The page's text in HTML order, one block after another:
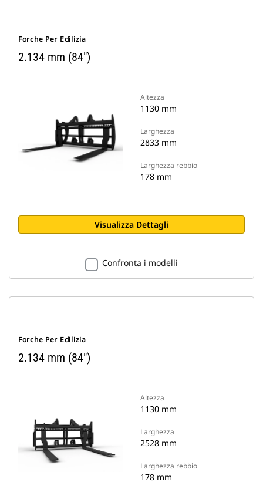
Forche Per Edilizia
2.134 mm (84")
Altezza
1130 mm
Larghezza
2833 mm
Larghezza rebbio
178 mm
Visualizza Dettagli
Confronta i modelli
Forche Per Edilizia
2.134 mm (84")
Altezza
1130 mm
Larghezza
2528 mm
Larghezza rebbio
178 mm